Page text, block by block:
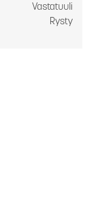
Vastatuuli
Rysty